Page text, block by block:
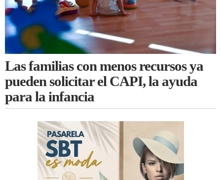
Las familias con menos recursos ya
pueden solicitar el CAPI, la ayuda
para la infancia